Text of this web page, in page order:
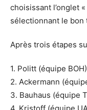
choisissant l’onglet
sélectionnant le bon
Après trois étapes
1. Politt (équipe BOH)
2. Ackermann
3. Bauhaus (équipe